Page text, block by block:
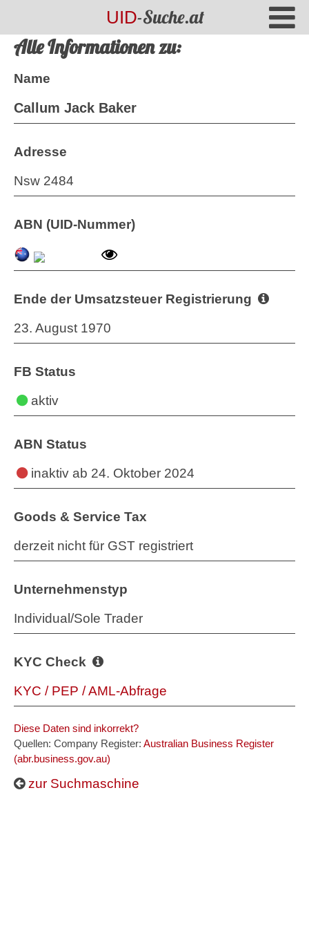
UID-Suche.at
Alle Informationen zu:
Name
Callum Jack Baker
Adresse
Nsw 2484
ABN (UID-Nummer)
Ende der Umsatzsteuer Registrierung
23. August 1970
FB Status
aktiv
ABN Status
inaktivab 24. Oktober 2024
Goods & Service Tax
derzeit nicht für GST registriert
Unternehmenstyp
Individual/Sole Trader
KYC Check
KYC / PEP / AML-Abfrage
Diese Daten sind inkorrekt?
Quellen: Company Register: Australian Business Register
(abr.business.gov.au)
zur Suchmaschine